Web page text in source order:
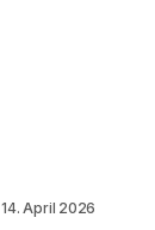
14. April 2026